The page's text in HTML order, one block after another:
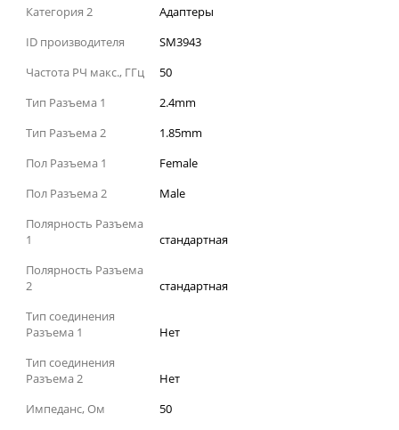
Категория 2
Адаптеры
ID производителя
SM3943
Частота РЧ макс., ГГц
50
Тип Разъема 1
2.4mm
Тип Разъема 2
1.85mm
Пол Разъема 1
Female
Пол Разъема 2
Male
Полярность Разъема
1
стандартная
Полярность Разъема
2
стандартная
Тип соединения
Разъема 1
Нет
Тип соединения
Разъема 2
Нет
Импеданс, Ом
50